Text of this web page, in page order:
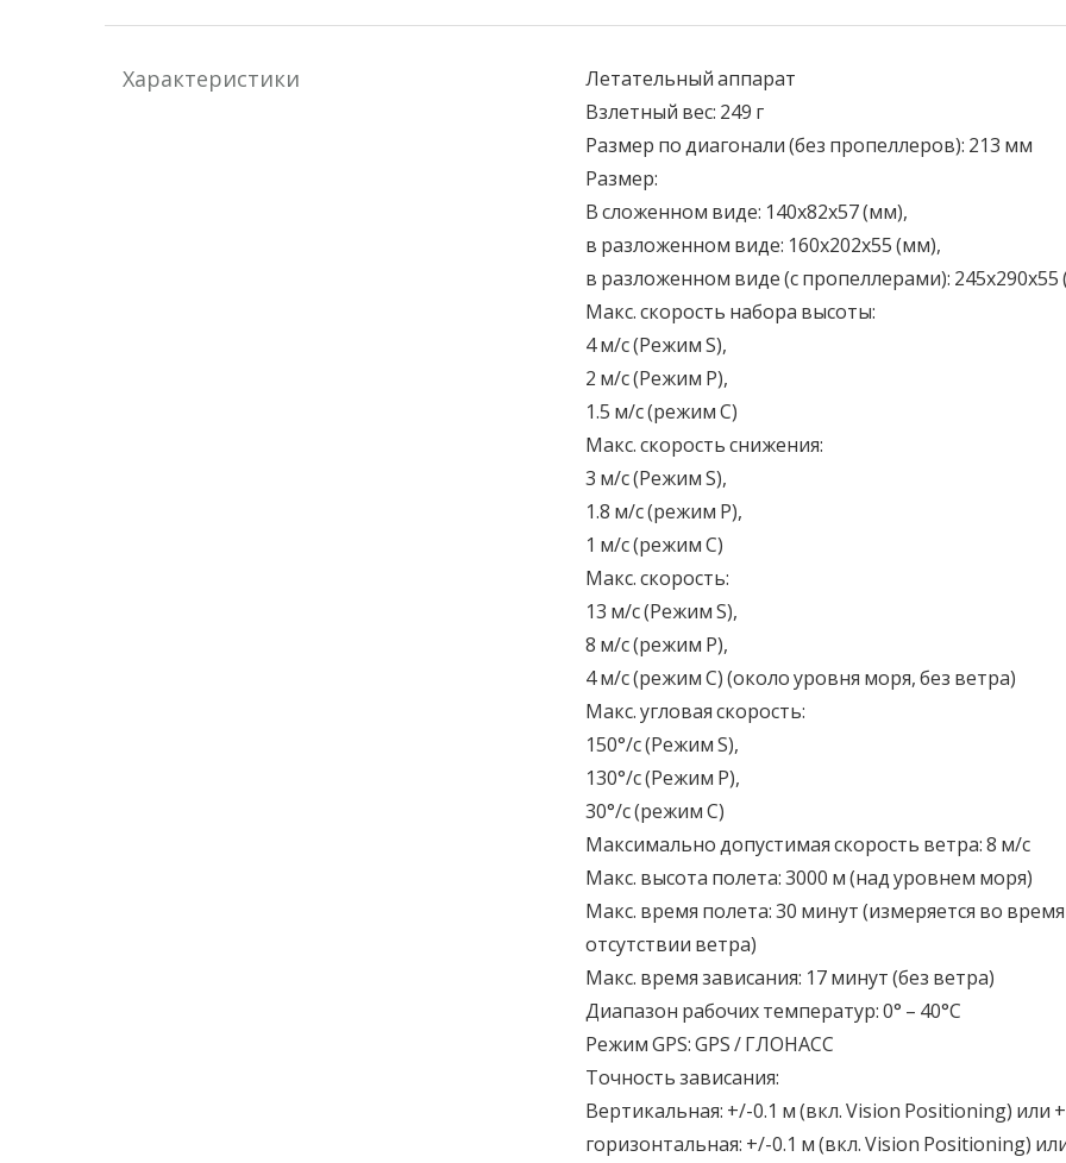
Характеристики
Летательный аппарат
Взлетный вес: 249 г
Размер по диагонали (без пропеллеров): 213 мм
Размер:
В сложенном виде: 140х82х57 (мм),
в разложенном виде: 160х202х55 (мм),
в разложенном виде (с пропеллерами):
Макс. скорость набора высоты:
4 м/с (Режим S),
2 м/с (Режим P),
1.5 м/с (режим C)
Макс. скорость снижения:
3 м/с (Режим S),
1.8 м/с (режим P),
1 м/с (режим C)
Макс. скорость:
13 м/с (Режим S),
8 м/с (режим P),
4 м/с (режим C) (около уровня моря, без ветра)
Макс. угловая скорость:
150°/с (Режим S),
130°/с (Режим P),
30°/с (режим C)
Максимально допустимая скорость ветра: 8 м/с
Макс. высота полета: 3000 м (над уровнем моря)
Макс. время полета: 30 минут (измеряется во
отсутствии ветра)
Макс. время зависания: 17 минут (без ветра)
Диапазон рабочих температур: 0° – 40°C
Режим GPS: GPS / ГЛОНАСС
Точность зависания:
Вертикальная: +/-0.1 м (вкл. Vision Positioning) или
горизонтальная: +/-0.1 м (вкл. Vision Positioning)